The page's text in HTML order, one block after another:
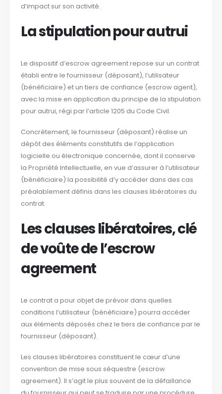
d’impact sur son activité.
La stipulation pour autrui
Le dispositif d’escrow agreement repose sur un contrat
établi entre le fournisseur (déposant), l’utilisateur
(bénéficiaire) et un tiers de confiance (escrow agent),
avec la mise en application du principe de la stipulation
pour autrui, régi par l’article 1205 du Code Civil.
Concrètement, le fournisseur (déposant) réalise un
dépôt des éléments constitutifs de l’application
logicielle ou électronique concernée, dont il conserve
la Propriété Intellectuelle, en vue d’assurer à l’utilisateur
(bénéficiaire) la possibilité d’y accéder dans des cas
préalablement définis dans les clauses libératoires du
contrat.
Les clauses libératoires, clé
de voûte de l’escrow
agreement
Le contrat a pour objet de prévoir dans quelles
conditions l’utilisateur (bénéficiaire) pourra accéder
aux éléments déposés chez le tiers de confiance par le
fournisseur (déposant).
Les clauses libératoires constituent le cœur d’une
convention de mise sous séquestre (escrow
agreement). Il s’agit le plus souvent de la défaillance